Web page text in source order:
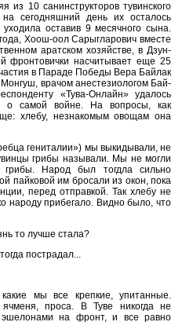
из 10 санинструкторов тувинского
на сегодняшний день их осталось
оставив 9 месячного сына.
Хоош-оол Сарыгларович вместе
аратском хозяйстве, в Дзун-
фронтовички насчитывает еще 25
в Параде Победы Вера Байлак
врачом анестезиологом Бай-
«Тува-Онлайн» удалось
о самой войне. На вопросы, как
хлебу, незнакомым овощам она
гениталии») мы выкидывали, не
грибы называли. Мы не могли
Народ был тогдла сильно
пайковой им бросали из окон, пока
перед отправкой. Так хлебу не
народу прибегало. Видно было, что
то лучше стала?
пострадал...
мы все крепкие, упитанные.
проса. В Туве никогда не
на фронт, и все равно